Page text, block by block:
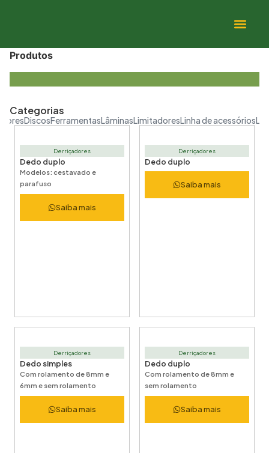
Produtos
Categorias
DiscosFerramentasLâminasLimitadoresLinha de acessórios
Derriçadores
Dedo duplo
Modelos: cestavado e
parafuso
Saiba mais
Derriçadores
Dedo duplo
Saiba mais
Derriçadores
Dedo simples
Com rolamento de 8mm e
6mm e sem rolamento
Saiba mais
Derriçadores
Dedo duplo
Com rolamento de 8mm e
sem rolamento
Saiba mais